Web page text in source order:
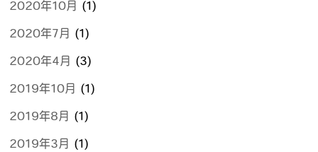
2020年10月 (1)
2020年7月 (1)
2020年4月 (3)
2019年10月 (1)
2019年8月 (1)
2019年3月 (1)